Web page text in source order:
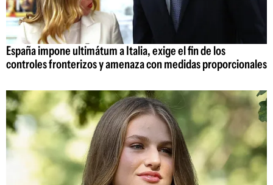
España impone ultimátum a Italia, exige el fin de los
controles fronterizos y amenaza con medidas proporcionales